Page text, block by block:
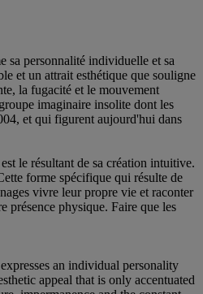
sa personnalité individuelle et sa
et un attrait esthétique que souligne
la fugacité et le mouvement
imaginaire insolite dont les
et qui figurent aujourd'hui dans
le résultant de sa création intuitive.
forme spécifique qui résulte de
vivre leur propre vie et raconter
présence physique. Faire que les
an individual personality
appeal that is only accentuated